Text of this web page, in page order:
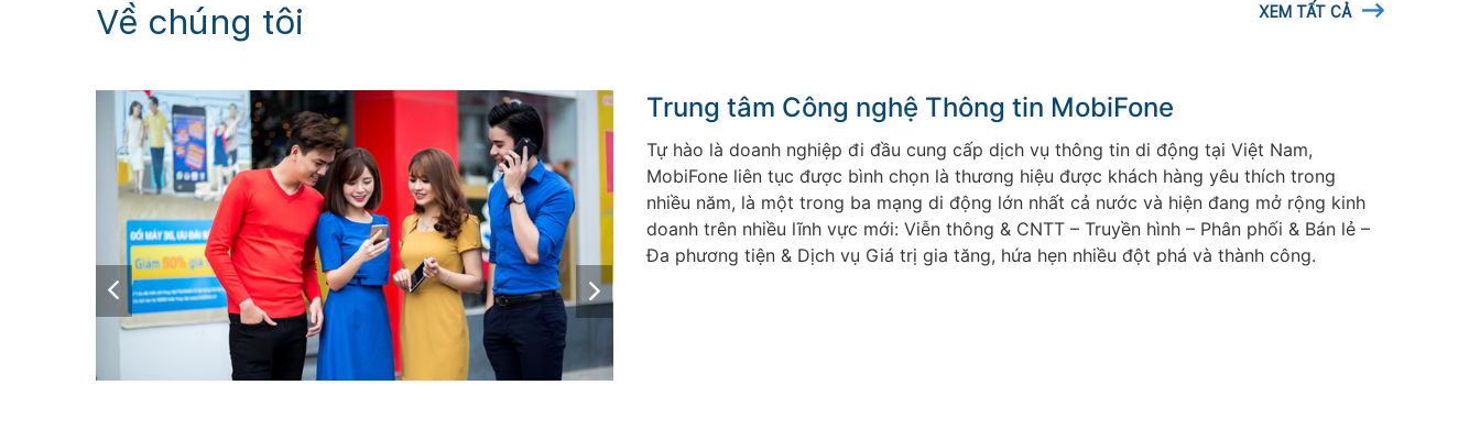
Về chúng tôi XEM TẤT CẢ
Trung tâm Công nghệ Thông tin MobiFone
Tự hào là doanh nghiệp đi đầu cung cấp dịch vụ thông tin di động tại Việt Nam,
MobiFone liên tục được bình chọn là thương hiệu được khách hàng yêu thích trong
nhiều năm, là một trong ba mạng di động lớn nhất cả nước và hiện đang mở rộng kinh
doanh trên nhiều lĩnh vực mới: Viễn thông & CNTT – Truyền hình – Phân phối & Bán lẻ –
Đa phương tiện & Dịch vụ Giá trị gia tăng, hứa hẹn nhiều đột phá và thành công.